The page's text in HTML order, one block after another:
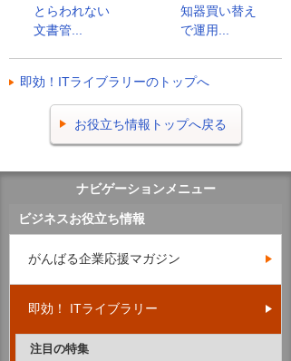
とらわれない
文書管...
知器買い替え
で運用...
即効！ITライブラリーのトップへ
お役立ち情報トップへ戻る
ナビゲーションメニュー
ビジネスお役立ち情報
がんばる企業応援マガジン
即効！ ITライブラリー
注目の特集